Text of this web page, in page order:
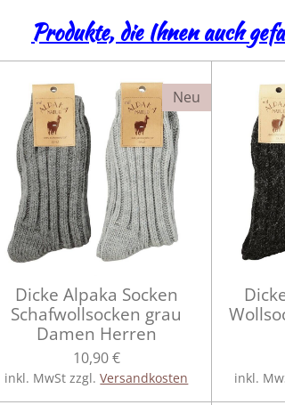
Produkte, die Ihnen auch
Neu
Dicke Alpaka Socken
Schafwollsocken grau
Damen Herren
10,90 €
inkl. MwSt zzgl.Versandkosten inkl.